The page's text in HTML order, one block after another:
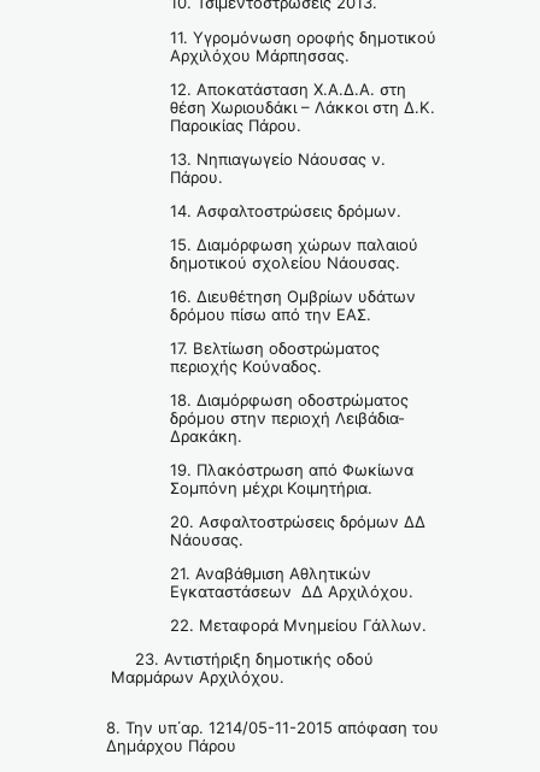
11. Υγρομόνωση οροφής δημοτικού
Αρχιλόχου Μάρπησσας.
12. Αποκατάσταση Χ.Α.Δ.Α. στη
θέση Χωριουδάκι – Λάκκοι στη Δ.Κ.
Παροικίας Πάρου.
13. Νηπιαγωγείο Νάουσας ν.
Πάρου.
14. Ασφαλτοστρώσεις δρόμων.
15. Διαμόρφωση χώρων παλαιού
δημοτικού σχολείου Νάουσας.
16. Διευθέτηση Ομβρίων υδάτων
δρόμου πίσω από την ΕΑΣ.
17. Βελτίωση οδοστρώματος
περιοχής Κούναδος.
18. Διαμόρφωση οδοστρώματος
δρόμου στην περιοχή Λειβάδια-
Δρακάκη.
19. Πλακόστρωση από Φωκίωνα
Σομπόνη μέχρι Κοιμητήρια.
20. Ασφαλτοστρώσεις δρόμων ΔΔ
Νάουσας.
21. Αναβάθμιση Αθλητικών
Εγκαταστάσεων ΔΔ Αρχιλόχου.
22. Μεταφορά Μνημείου Γάλλων.
23. Αντιστήριξη δημοτικής οδού
Μαρμάρων Αρχιλόχου.
8. Την υπ΄αρ. 1214/05-11-2015 απόφαση του
Δημάρχου Πάρου